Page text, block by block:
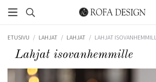
ETUSIVU / LAHJAT / LAHJAT / LAHJAT
Lahjat isovanhemmille